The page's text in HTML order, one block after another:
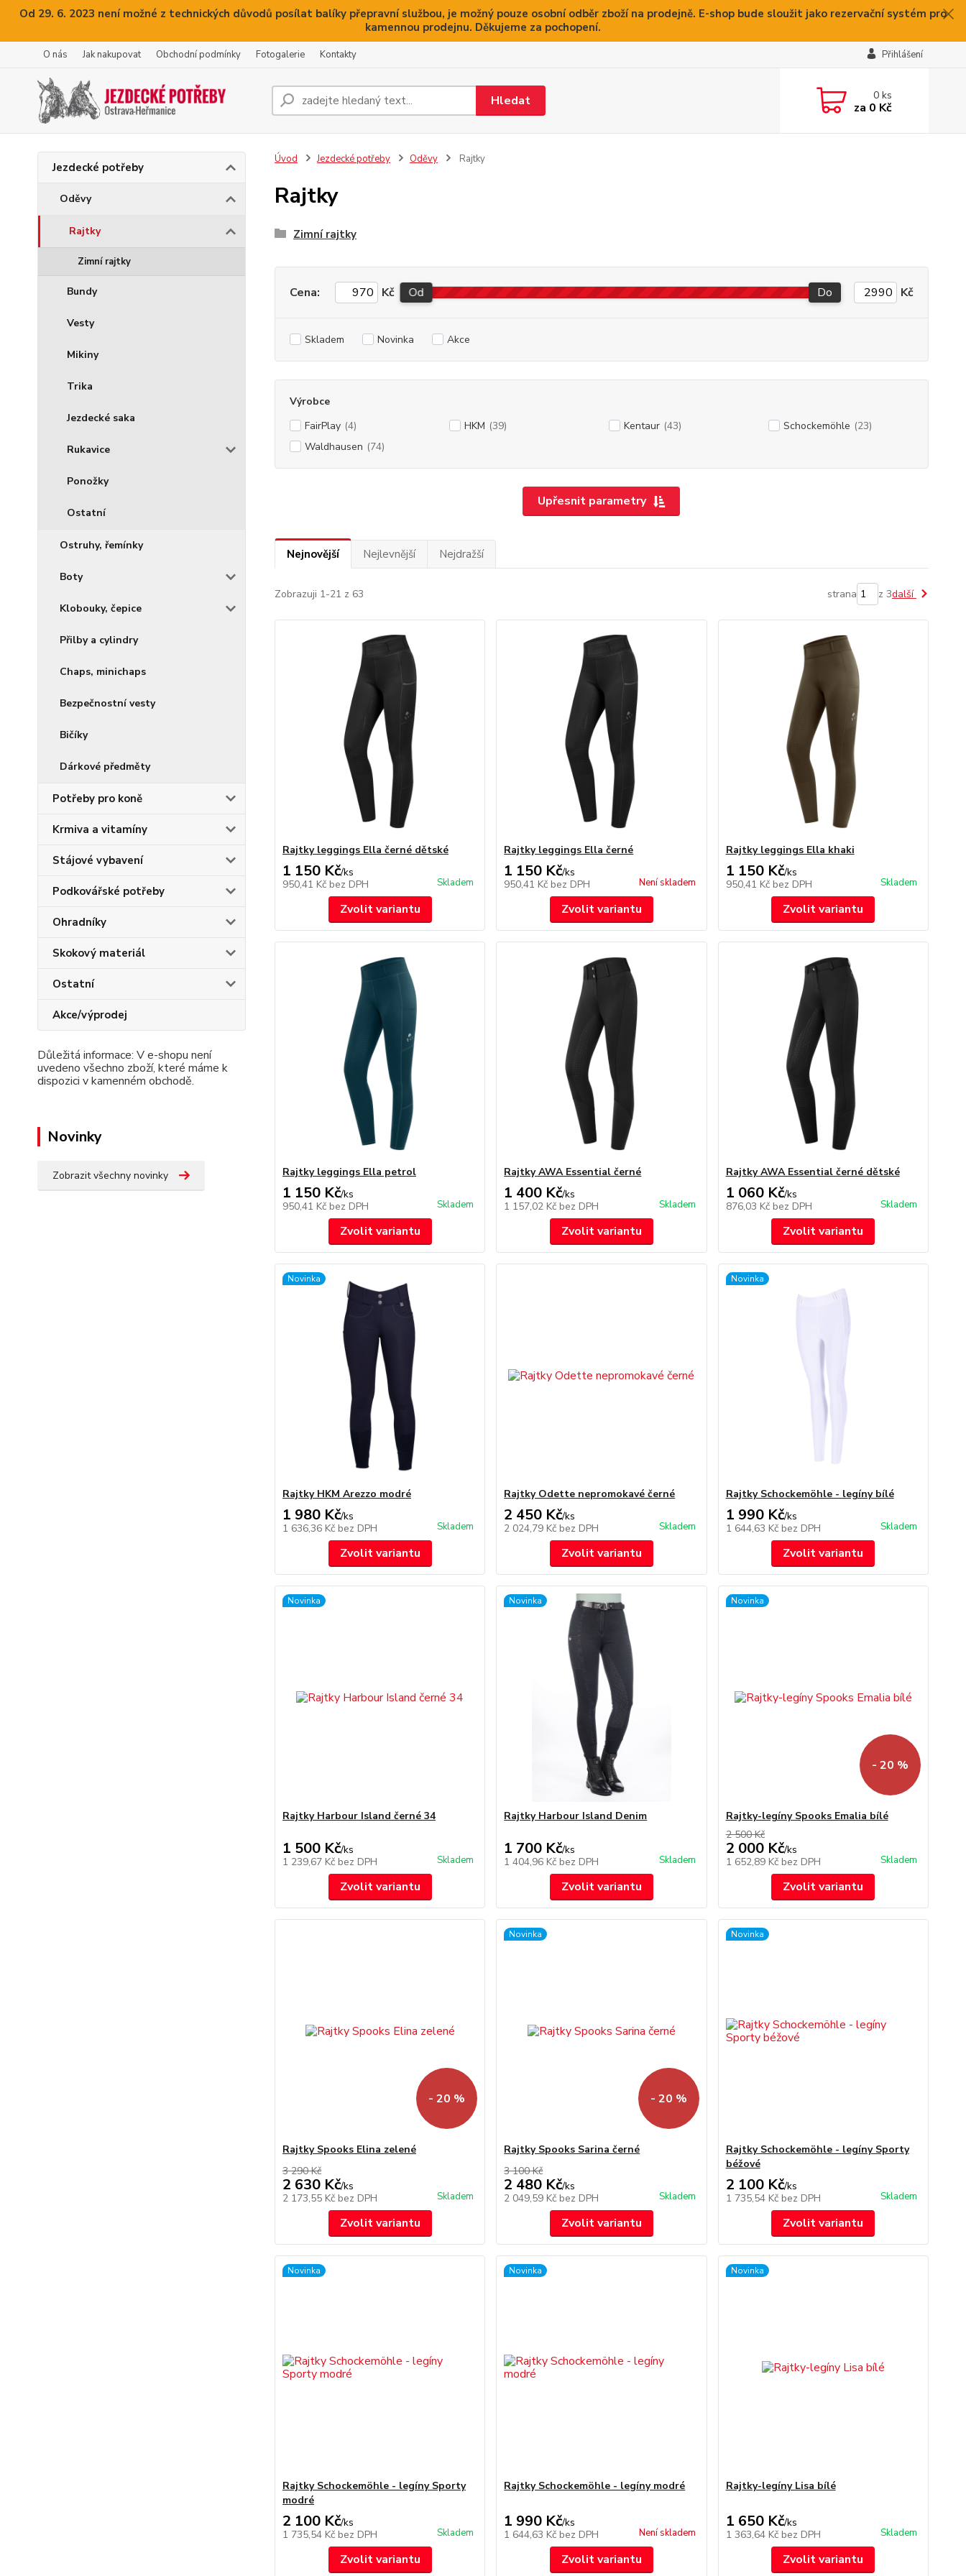
Od 29. 6. 2023 není možné z technických důvodů posílat balíky přepravní službou, je možný pouze osobní odběr zboží na prodejně. E-shop bude sloužit jako rezervační systém pro
kamennou prodejnu. Děkujeme za pochopení.
O nás Jak nakupovat Obchodní podmínky Fotogalerie Kontakty Přihlášení
Hledat 0ks
za 0 Kč
Jezdecké potřeby
Oděvy
Rajtky
Zimní rajtky
Bundy
Vesty
Mikiny
Trika
Jezdecké saka
Rukavice
Ponožky
Ostatní
Ostruhy, řemínky
Boty
Klobouky, čepice
Přilby a cylindry
Chaps, minichaps
Bezpečnostní vesty
Bičíky
Dárkové předměty
Potřeby pro koně
Krmiva a vitamíny
Stájové vybavení
Podkovářské potřeby
Ohradníky
Skokový materiál
Ostatní
Akce/výprodej
Důležitá informace: V e-shopu není
uvedeno všechno zboží, které máme k
dispozici v kamenném obchodě.
Novinky
Zobrazit všechny novinky
Úvod Jezdecké potřeby Oděvy Rajtky
Rajtky
Zimní rajtky
Upřesnit parametry
Cena: Kč Od Do Kč
Skladem Novinka Akce
Výrobce
FairPlay (4) HKM (39) Kentaur (43) Schockemöhle (23)
Waldhausen (74)
Nejnovější Nejlevnější Nejdražší
Zobrazuji 1-21 z 63 strana z 3další
Rajtky leggings Ella černé dětské
1 150 Kč/ks
950,41 Kč bez DPH Skladem
Zvolit variantu
Rajtky leggings Ella černé
1 150 Kč/ks
950,41 Kč bez DPH Není skladem
Zvolit variantu
Rajtky leggings Ella khaki
1 150 Kč/ks
950,41 Kč bez DPH Skladem
Zvolit variantu
Rajtky leggings Ella petrol
1 150 Kč/ks
950,41 Kč bez DPH Skladem
Zvolit variantu
Rajtky AWA Essential černé
1 400 Kč/ks
1 157,02 Kč bez DPH Skladem
Zvolit variantu
Rajtky AWA Essential černé dětské
1 060 Kč/ks
876,03 Kč bez DPH Skladem
Zvolit variantu
Novinka
Rajtky HKM Arezzo modré
1 980 Kč/ks
1 636,36 Kč bez DPH Skladem
Zvolit variantu
Rajtky Odette nepromokavé černé
2 450 Kč/ks
2 024,79 Kč bez DPH Skladem
Zvolit variantu
Novinka
Rajtky Schockemöhle - legíny bílé
1 990 Kč/ks
1 644,63 Kč bez DPH Skladem
Zvolit variantu
Novinka
Rajtky Harbour Island černé 34
1 500 Kč/ks
1 239,67 Kč bez DPH Skladem
Zvolit variantu
Novinka
Rajtky Harbour Island Denim
1 700 Kč/ks
1 404,96 Kč bez DPH Skladem
Zvolit variantu
Novinka
- 20 %
Rajtky-legíny Spooks Emalia bílé
2 500 Kč
2 000 Kč/ks
1 652,89 Kč bez DPH Skladem
Zvolit variantu
- 20 %
Rajtky Spooks Elina zelené
3 290 Kč
2 630 Kč/ks
2 173,55 Kč bez DPH Skladem
Zvolit variantu
Novinka
- 20 %
Rajtky Spooks Sarina černé
3 100 Kč
2 480 Kč/ks
2 049,59 Kč bez DPH Skladem
Zvolit variantu
Novinka
Rajtky Schockemöhle - legíny Sporty
béžové
2 100 Kč/ks
1 735,54 Kč bez DPH Skladem
Zvolit variantu
Novinka
Rajtky Schockemöhle - legíny Sporty
modré
2 100 Kč/ks
1 735,54 Kč bez DPH Skladem
Zvolit variantu
Novinka
Rajtky Schockemöhle - legíny modré
1 990 Kč/ks
1 644,63 Kč bez DPH Není skladem
Zvolit variantu
Novinka
Rajtky-legíny Lisa bílé
1 650 Kč/ks
1 363,64 Kč bez DPH Skladem
Zvolit variantu